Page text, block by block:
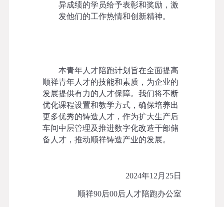
异成绩的学员给予表彰和奖励，激
发他们的工作热情和创新精神。
本青年人才陪跑计划旨在全面提高
顺祥青年人才的技能和素质，为企业的
发展提供有力的人才保障。我们将不断
优化课程设置和教学方式，确保培养出
更多优秀的铸造人才，作为扩大生产后
车间中层管理及推进数字化改造干部储
备人才，推动顺祥铸造产业的发展。
2024年12月25日
顺祥90后00后人才陪跑办公室